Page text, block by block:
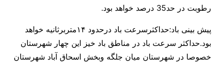
رطوبت در حد35 درصد خواهد بود.
پیش بینی باد:حداکثرسرعت باد درحدود ۱۴متربرثانیه خواهد
بود.حداکثر سرعت باد در مناطق باد خیز این چهار شهرستان
خصوصا در شهرستان میان جلگه وبخش اسحاق آباد شهرستان